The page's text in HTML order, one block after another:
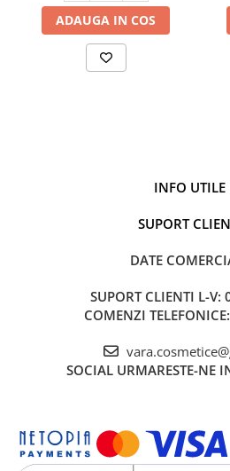
ADAUGA IN COS
INFO UTILE
SUPORT
DATE
SUPORT CLIENTI L-V:
COMENZI TELEFONICE:
SOCIAL URMARESTE-NE